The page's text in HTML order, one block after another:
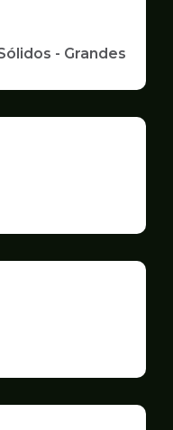
- Grandes